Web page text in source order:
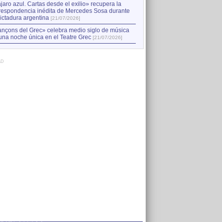
azul. Cartas desde el exilio» recupera la
inédita de Mercedes Sosa durante
argentina [21/07/2026]
del Grec» celebra medio siglo de música
noche única en el Teatre Grec [21/07/2026]